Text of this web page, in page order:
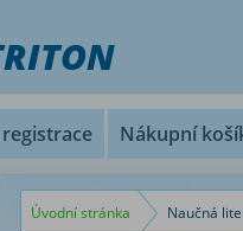
Nákupní
Úvodní stránka Naučná